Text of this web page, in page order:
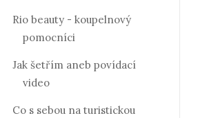
Rio beauty - koupelnový
pomocníci
Jak šetřím aneb povídací
video
Co s sebou na turistickou